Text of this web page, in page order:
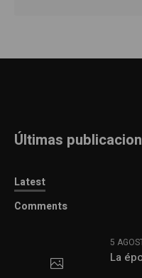
Últimas
Latest
Comments
5
La